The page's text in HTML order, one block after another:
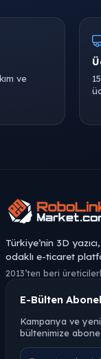
ve
Türkiye’nin 3D
odaklı e-ticaret
2013’ten beri
E-Bülten
Kampanya ve
bültenimize